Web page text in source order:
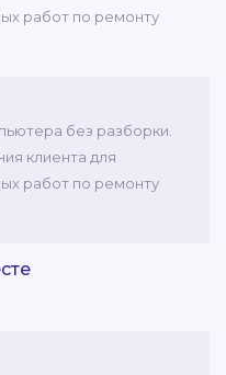
работ по ремонту
без разборки.
клиента для
работ по ремонту